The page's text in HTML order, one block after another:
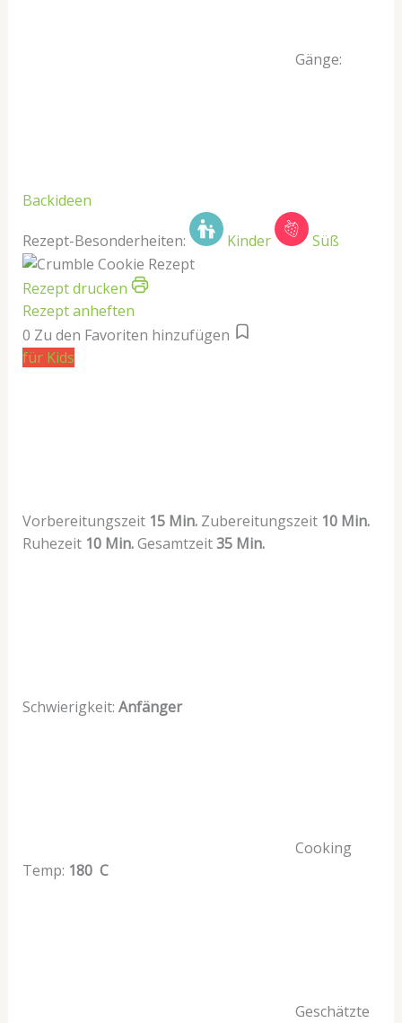
Gänge:
Backideen
Rezept-Besonderheiten: Kinder Süß
Rezept drucken
Rezept anheften
0 Zu den Favoriten hinzufügen
für Kids
Vorbereitungszeit 15 Min. Zubereitungszeit 10 Min.
Ruhezeit 10 Min.Gesamtzeit35 Min.
Schwierigkeit: Anfänger
Cooking
Temp: 180 C
Geschätzte